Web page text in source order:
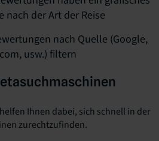
nach der Art der Reise
nach Quelle (Google,
usw.) filtern
Ihnen dabei, sich schnell in der
zurechtzufinden.